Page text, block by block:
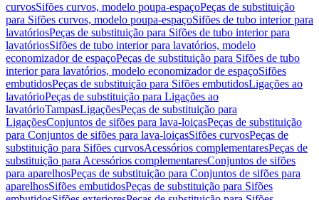
curvosSifões curvos, modelo poupa-espaçoPeças de substituição
para Sifões curvos, modelo poupa-espaçoSifões de tubo interior para
lavatóriosPeças de substituição para Sifões de tubo interior para
lavatóriosSifões de tubo interior para lavatórios, modelo
economizador de espaçoPeças de substituição para Sifões de tubo
interior para lavatórios, modelo economizador de espaçoSifões
embutidosPeças de substituição para Sifões embutidosLigações ao
lavatórioPeças de substituição para Ligações ao
lavatórioTampasLigaçõesPeças de substituição para
LigaçõesConjuntos de sifões para lava-loiçasPeças de substituição
para Conjuntos de sifões para lava-loiçasSifões curvosPeças de
substituição para Sifões curvosAcessórios complementaresPeças de
substituição para Acessórios complementaresConjuntos de sifões
para aparelhosPeças de substituição para Conjuntos de sifões para
aparelhosSifões embutidosPeças de substituição para Sifões